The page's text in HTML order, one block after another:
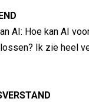
AI: Hoe kan AI
Ik zie heel